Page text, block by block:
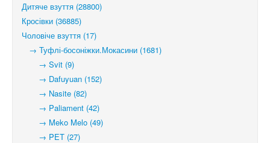
Дитяче взуття (28800)
Кросівки (36885)
Чоловіче взуття (17)
→ Туфлі-босоніжки.Мокасини (1681)
→ Svit (9)
→ Dafuyuan (152)
→ Nasite (82)
→ Paliament (42)
→ Meko Melo (49)
→ PET (27)